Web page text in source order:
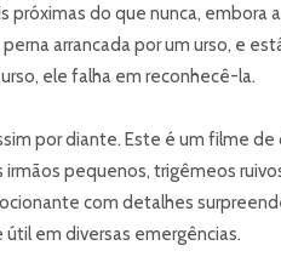
próximas do que nunca, embora
perna arrancada por um urso, e
ele falha em reconhecê-la.
por diante. Este é um filme
irmãos pequenos, trigêmeos
com detalhes
útil em diversas emergências.